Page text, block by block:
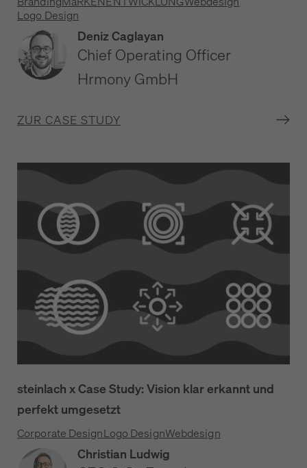
Logo Design
Deniz Caglayan
Chief Operating Officer
Hrmony GmbH
ZUR CASE STUDY
steinlach x Case Study: Vision klar erkannt und
perfekt umgesetzt
Corporate DesignLogo DesignWebdesign
Christian Ludwig